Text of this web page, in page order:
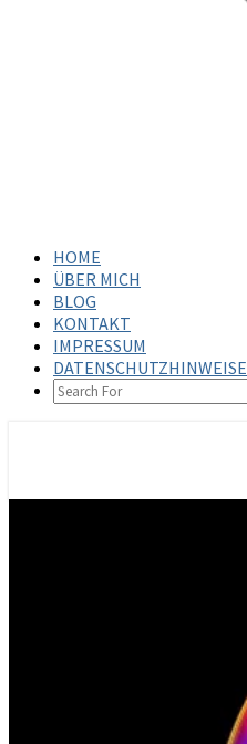
HOME
ÜBER MICH
BLOG
KONTAKT
IMPRESSUM
DATENSCHUTZHINWEISE
SEARCH
ICON